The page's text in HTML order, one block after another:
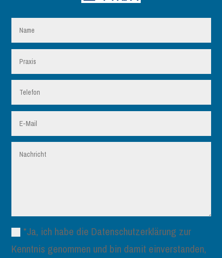
*Ja, ich habe die Datenschutzerklärung zur
Kenntnis genommen und bin damit einverstanden,